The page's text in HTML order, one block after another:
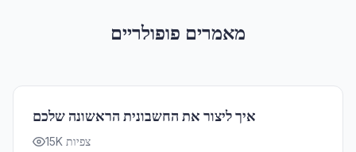
מאמרים פופולריים
איך ליצור את החשבונית הראשונה שלכם
15K צפיות